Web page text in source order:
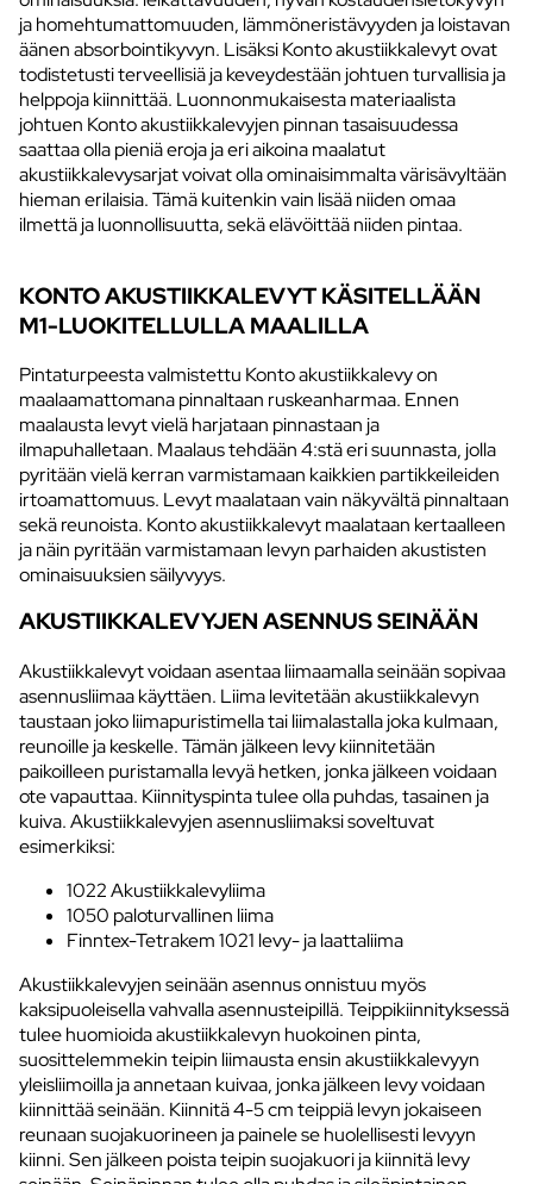
ja homehtumattomuuden, lämmöneristävyyden ja loistavan
äänen absorbointikyvyn. Lisäksi Konto akustiikkalevyt ovat
todistetusti terveellisiä ja keveydestään johtuen turvallisia ja
helppoja kiinnittää. Luonnonmukaisesta materiaalista
johtuen Konto akustiikkalevyjen pinnan tasaisuudessa
saattaa olla pieniä eroja ja eri aikoina maalatut
akustiikkalevysarjat voivat olla ominaisimmalta värisävyltään
hieman erilaisia. Tämä kuitenkin vain lisää niiden omaa
ilmettä ja luonnollisuutta, sekä elävöittää niiden pintaa.
KONTO AKUSTIIKKALEVYT KÄSITELLÄÄN
M1-LUOKITELLULLA MAALILLA
Pintaturpeesta valmistettu Konto akustiikkalevy on
maalaamattomana pinnaltaan ruskeanharmaa. Ennen
maalausta levyt vielä harjataan pinnastaan ja
ilmapuhalletaan. Maalaus tehdään 4:stä eri suunnasta, jolla
pyritään vielä kerran varmistamaan kaikkien partikkeileiden
irtoamattomuus. Levyt maalataan vain näkyvältä pinnaltaan
sekä reunoista. Konto akustiikkalevyt maalataan kertaalleen
ja näin pyritään varmistamaan levyn parhaiden akustisten
ominaisuuksien säilyvyys.
AKUSTIIKKALEVYJEN ASENNUS SEINÄÄN
Akustiikkalevyt voidaan asentaa liimaamalla seinään sopivaa
asennusliimaa käyttäen. Liima levitetään akustiikkalevyn
taustaan joko liimapuristimella tai liimalastalla joka kulmaan,
reunoille ja keskelle. Tämän jälkeen levy kiinnitetään
paikoilleen puristamalla levyä hetken, jonka jälkeen voidaan
ote vapauttaa. Kiinnityspinta tulee olla puhdas, tasainen ja
kuiva. Akustiikkalevyjen asennusliimaksi soveltuvat
esimerkiksi:
1022 Akustiikkalevyliima
1050 paloturvallinen liima
Finntex-Tetrakem 1021 levy- ja laattaliima
Akustiikkalevyjen seinään asennus onnistuu myös
kaksipuoleisella vahvalla asennusteipillä. Teippikiinnityksessä
tulee huomioida akustiikkalevyn huokoinen pinta,
suosittelemmekin teipin liimausta ensin akustiikkalevyyn
yleisliimoilla ja annetaan kuivaa, jonka jälkeen levy voidaan
kiinnittää seinään. Kiinnitä 4-5 cm teippiä levyn jokaiseen
reunaan suojakuorineen ja painele se huolellisesti levyyn
kiinni. Sen jälkeen poista teipin suojakuori ja kiinnitä levy